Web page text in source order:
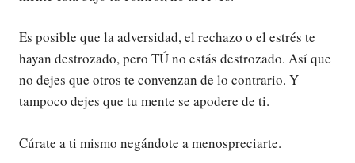
Es posible que la adversidad, el rechazo o el estrés te
hayan destrozado, pero TÚ no estás destrozado. Así que
no dejes que otros te convenzan de lo contrario. Y
tampoco dejes que tu mente se apodere de ti.
Cúrate a ti mismo negándote a menospreciarte.